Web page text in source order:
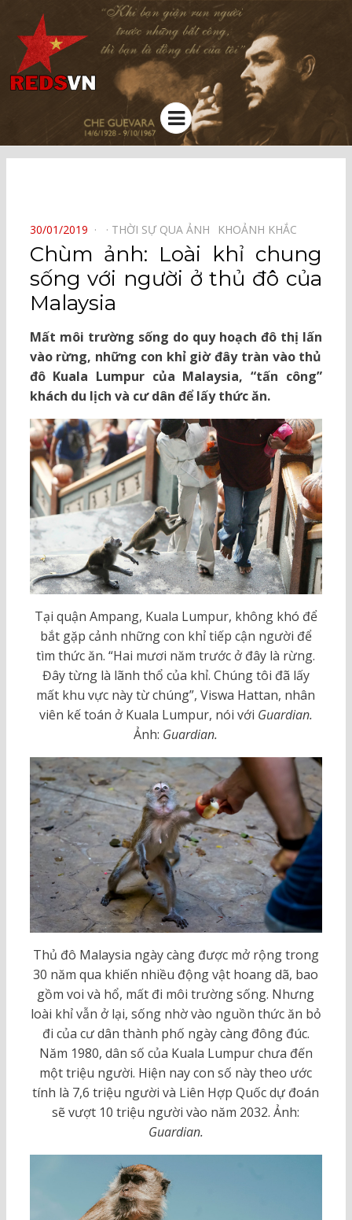
Kênh chia sẻ tri thức cộng đồng
Menu
POSTED
ON
30/01/2019 THỜI SỰ QUA ẢNH⠀ KHOẢNH KHẮC⠀
Chùm ảnh: Loài khỉ chung
sống với người ở thủ đô của
Malaysia
Mất môi trường sống do quy hoạch đô thị lấn
vào rừng, những con khỉ giờ đây tràn vào thủ
đô Kuala Lumpur của Malaysia, “tấn công”
khách du lịch và cư dân để lấy thức ăn.
Tại quận Ampang, Kuala Lumpur, không khó để
bắt gặp cảnh những con khỉ tiếp cận người để
tìm thức ăn. “Hai mươi năm trước ở đây là rừng.
Đây từng là lãnh thổ của khỉ. Chúng tôi đã lấy
mất khu vực này từ chúng”, Viswa Hattan, nhân
viên kế toán ở Kuala Lumpur, nói với Guardian.
Ảnh: Guardian.
Thủ đô Malaysia ngày càng được mở rộng trong
30 năm qua khiến nhiều động vật hoang dã, bao
gồm voi và hổ, mất đi môi trường sống. Nhưng
loài khỉ vẫn ở lại, sống nhờ vào nguồn thức ăn bỏ
đi của cư dân thành phố ngày càng đông đúc.
Năm 1980, dân số của Kuala Lumpur chưa đến
một triệu người. Hiện nay con số này theo ước
tính là 7,6 triệu người và Liên Hợp Quốc dự đoán
sẽ vượt 10 triệu người vào năm 2032. Ảnh:
Guardian.